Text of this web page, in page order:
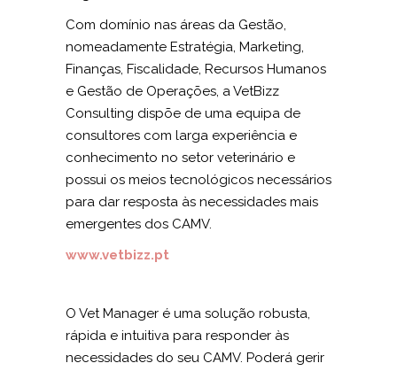
Com domínio nas áreas da Gestão,
nomeadamente Estratégia, Marketing,
Finanças, Fiscalidade, Recursos Humanos
e Gestão de Operações, aVetBizz
Consulting dispõe de uma equipa de
consultores com larga experiência e
conhecimento no setor veterinário e
possui os meios tecnológicos necessários
para dar resposta às necessidades mais
emergentes dos CAMV.
www.vetbizz.pt
O Vet Manager é uma solução robusta,
rápida e intuitiva para responder às
necessidades do seu CAMV. Poderá gerir